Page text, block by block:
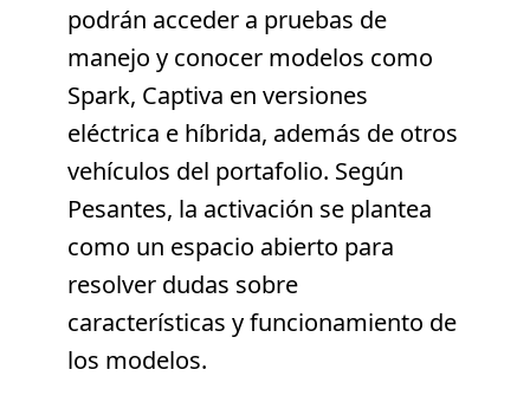
podrán acceder a pruebas de
manejo y conocer modelos como
Spark, Captiva en versiones
eléctrica e híbrida, además de otros
vehículos del portafolio. Según
Pesantes, la activación se plantea
como un espacio abierto para
resolver dudas sobre
características y funcionamiento de
los modelos.